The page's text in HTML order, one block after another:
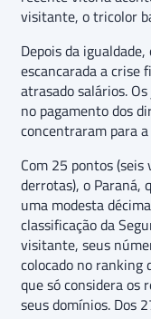
visitante, o tricolor
Depois da
escancarada a crise
atrasado salários.
no pagamento dos
concentraram para
Com 25 pontos
derrotas), o Paraná,
uma modesta
classificação da
visitante, seus
colocado no ranking
que só considera os
seus domínios. Dos